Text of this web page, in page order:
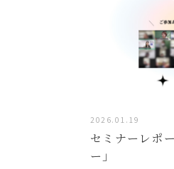
2026.01.19
セミナーレポ
ー」